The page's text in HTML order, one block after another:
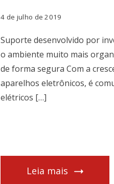
4 de julho de 2019
Suporte desenvolvido por
o ambiente muito mais
de forma segura Com a
aparelhos eletrônicos, é
elétricos […]
Leia mais